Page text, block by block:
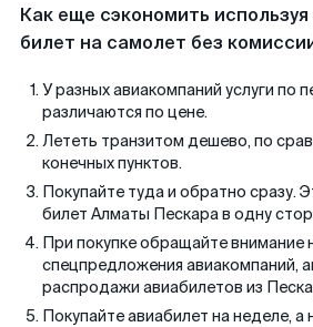
Как еще сэкономить
билет на самолет без
У разных авиакомпаний услуги по
различаются по цене.
Лететь транзитом дешево, по
конечных пунктов.
Покупайте туда и обратно сразу.
билет Алматы Пескара в одну
При покупке обращайте внимание
спецпредложения авиакомпаний,
распродажи авиабилетов из
Покупайте авиабилет на неделе, а